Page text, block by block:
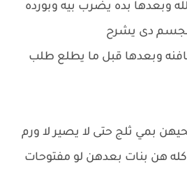
بده يضرب بيه وبورده
دى يشرح
وبعدها قبل ما يطلع طلب
بمي ثلج حتى لا يصير لا ورم
هن بنات بعدهن لو مفتوحات